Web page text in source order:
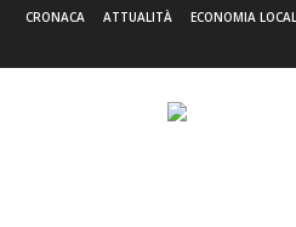
CRONACA ATTUALITÀ ECONOMIA